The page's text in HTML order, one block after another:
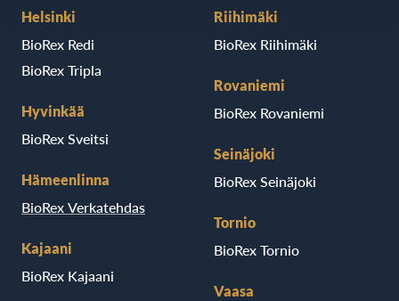
Helsinki
BioRex Redi
BioRex Tripla
Hyvinkää
BioRex Sveitsi
Hämeenlinna
BioRex Verkatehdas
Kajaani
BioRex Kajaani
Riihimäki
BioRex Riihimäki
Rovaniemi
BioRex Rovaniemi
Seinäjoki
BioRex Seinäjoki
Tornio
BioRex Tornio
Vaasa